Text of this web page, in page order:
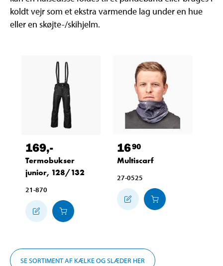
koldt vejr som et ekstra varmende lag under en hue
eller en skøjte-/skihjelm.
169,-
Termobukser
junior, 128/132
21-870
1690
Multiscarf
27-0525
SE SORTIMENT AF KÆLKE OG SLÆDER HER